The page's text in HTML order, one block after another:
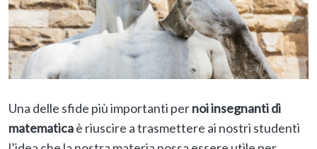
Una delle sfide più importanti pernoi insegnanti di
matematicaè riuscire a trasmettere ai nostri studenti